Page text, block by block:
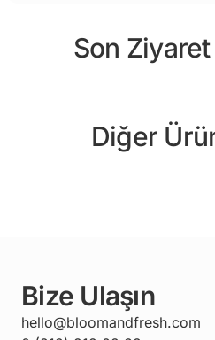
Son
Diğer
Bize Ulaşın
hello@bloomandfresh.com